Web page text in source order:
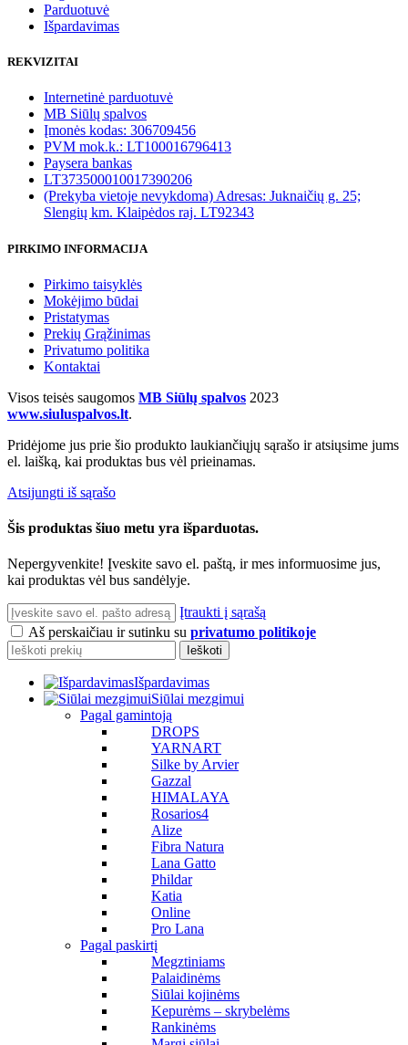
Parduotuvė
Išpardavimas
REKVIZITAI
Internetinė parduotuvė
MB Siūlų spalvos
Įmonės kodas: 306709456
PVM mok.k.: LT100016796413
Paysera bankas
LT373500010017390206
(Prekyba vietoje nevykdoma) Adresas: Juknaičių g. 25;
Slengių km. Klaipėdos raj. LT92343
PIRKIMO INFORMACIJA
Pirkimo taisyklės
Mokėjimo būdai
Pristatymas
Prekių Grąžinimas
Privatumo politika
Kontaktai
Visos teisės saugomos MB Siūlų spalvos 2023
www.siuluspalvos.lt.
Pridėjome jus prie šio produkto laukiančiųjų sąrašo ir atsiųsime jums
el. laišką, kai produktas bus vėl prieinamas.
Atsijungti iš sąrašo
Šis produktas šiuo metu yra išparduotas.
Nepergyvenkite! Įveskite savo el. paštą, ir mes informuosime jus,
kai produktas vėl bus sandėlyje.
Įtraukti į sąrašą
Aš perskaičiau ir sutinku su privatumo politikoje
Ieškoti
Išpardavimas
Siūlai mezgimui
Pagal gamintoją
DROPS
YARNART
Silke by Arvier
Gazzal
HIMALAYA
Rosarios4
Alize
Fibra Natura
Lana Gatto
Phildar
Katia
Online
Pro Lana
Pagal paskirtį
Megztiniams
Palaidinėms
Siūlai kojinėms
Kepurėms – skrybelėms
Rankinėms